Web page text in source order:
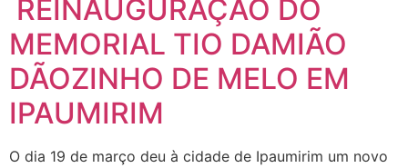
REINAUGURAÇÃO DO
MEMORIAL TIO DAMIÃO
DÃOZINHO DE MELO EM
IPAUMIRIM
O dia 19 de março deu à cidade de Ipaumirim um novo